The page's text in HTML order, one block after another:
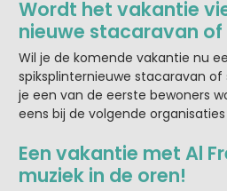
Wordt het vakantie
nieuwe stacaravan
Wil je de komende vakantie nu
spiksplinternieuwe stacaravan
je een van de eerste bewoners
eens bij de volgende organisaties
Een vakantie met Al
muziek in de oren!